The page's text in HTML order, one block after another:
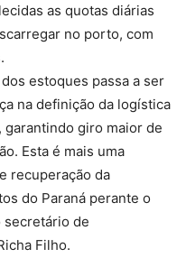
as quotas diárias
no porto, com
estoques passa a ser
na definição da logística
giro maior de
Esta é mais uma
recuperação da
do Paraná perante o
secretário de
Filho.